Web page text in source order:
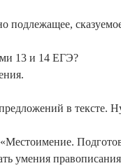
13 и 14 ЕГЭ?
в тексте.
умения